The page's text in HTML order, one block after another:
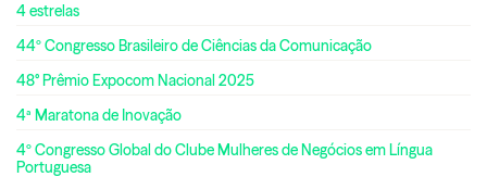
4 estrelas
44º Congresso Brasileiro de Ciências da Comunicação
48° Prêmio Expocom Nacional 2025
4ª Maratona de Inovação
4º Congresso Global do Clube Mulheres de Negócios em Língua
Portuguesa